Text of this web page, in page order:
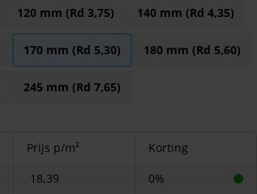
120 mm (Rd 3,75) 140 mm (Rd 4,35)
170 mm (Rd 5,30) 180 mm (Rd 5,60)
245 mm (Rd 7,65)
Prijs p/m²
Korting
18,39
0%